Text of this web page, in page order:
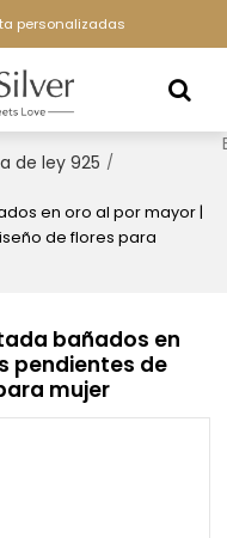
personalizadas
de ley 925 /
en oro al por mayor |
de flores para
bañados en
pendientes de
mujer